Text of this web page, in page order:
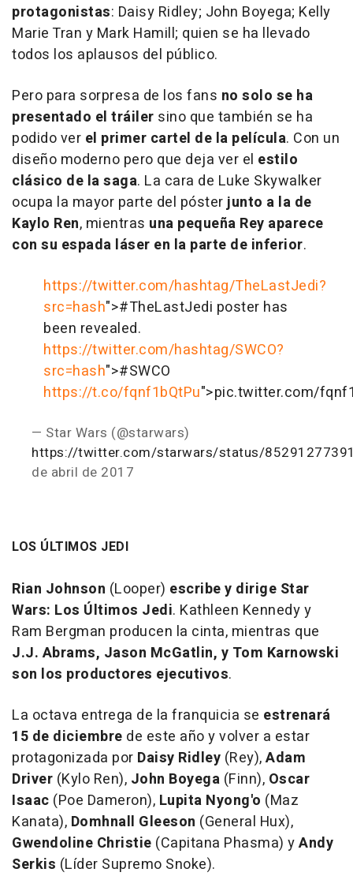
protagonistas: Daisy Ridley; John Boyega; Kelly
Marie Tran y Mark Hamill; quien se ha llevado
todos los aplausos del público.
Pero para sorpresa de los fans no solo se ha
presentado el tráiler sino que también se ha
podido ver el primer cartel de la película. Con un
diseño moderno pero que deja ver el estilo
clásico de la saga. La cara de Luke Skywalker
ocupa la mayor parte del pósterjunto a la de
Kaylo Ren, mientras una pequeña Rey aparece
con su espada láser en la parte de inferior.
https://twitter.com/hashtag/TheLastJedi?
src=hash">#TheLastJedi poster has
been revealed.
https://twitter.com/hashtag/SWCO?
src=hash">#SWCO
https://t.co/fqnf1bQtPu">pic.twitter.com/
— Star Wars (@starwars)
https://twitter.com/starwars/status/
de abril de 2017
LOS ÚLTIMOS JEDI
Rian Johnson (Looper) escribe y dirige Star
Wars: Los Últimos Jedi. Kathleen Kennedy y
Ram Bergman producen la cinta, mientras que
J.J. Abrams, Jason McGatlin, y Tom Karnowski
son los productores ejecutivos.
La octava entrega de la franquicia se estrenará
15 de diciembre de este año y volver a estar
protagonizada por Daisy Ridley (Rey),Adam
Driver (Kylo Ren), John Boyega (Finn), Oscar
Isaac (Poe Dameron), Lupita Nyong'o (Maz
Kanata), Domhnall Gleeson (General Hux),
Gwendoline Christie (Capitana Phasma) yAndy
Serkis (Líder Supremo Snoke).